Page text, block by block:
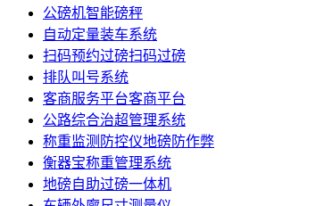
公磅机智能磅秤
自动定量装车系统
扫码预约过磅扫码过磅
排队叫号系统
客商服务平台客商平台
公路综合治超管理系统
称重监测防控仪地磅防作弊
衡器宝称重管理系统
地磅自助过磅一体机